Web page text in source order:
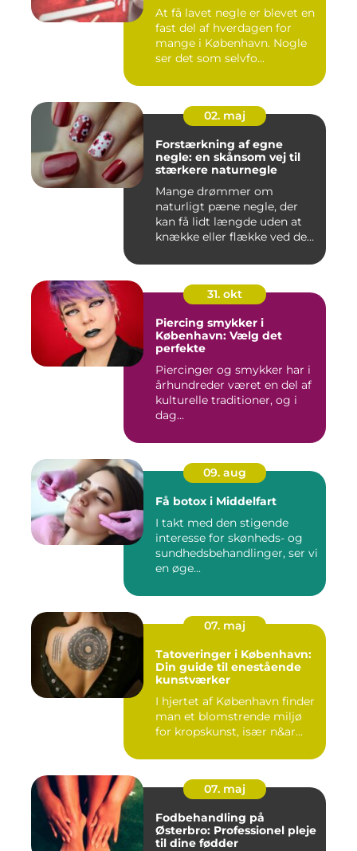
At få lavet negle er blevet en
fast del af hverdagen for
mange i København. Nogle
ser det som selvfo...
02. maj
Forstærkning af egne
negle: en skånsom vej til
stærkere naturnegle
Mange drømmer om
naturligt pæne negle, der
kan få lidt længde uden at
knække eller flække ved den
31. okt
Piercing smykker i
København: Vælg det
perfekte
Piercinger og smykker har i
århundreder været en del af
kulturelle traditioner, og i
dag...
09. aug
Få botox i Middelfart
I takt med den stigende
interesse for skønheds- og
sundhedsbehandlinger, ser vi
en øge...
07. maj
Tatoveringer i København:
Din guide til enestående
kunstværker
I hjertet af København finder
man et blomstrende miljø
for kropskunst, især n&ar...
07. maj
Fodbehandling på
Østerbro: Professionel pleje
til dine fødder